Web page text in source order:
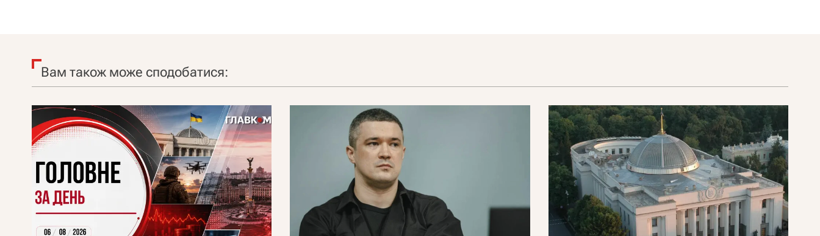
Вам також може сподобатися: